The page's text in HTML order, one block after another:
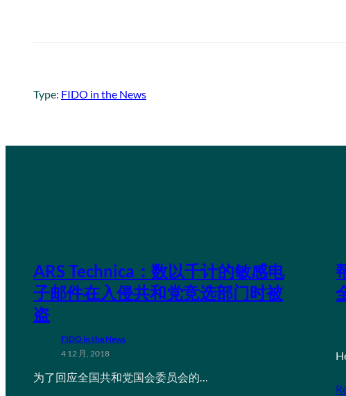
Type: FIDO in the News
ARS Technica：数以千计的敏感电
子邮件在入侵共和党竞选部门时被
盗
FIDO in the News
4 12 月, 2018
为了回应全国共和党国会委员会的…